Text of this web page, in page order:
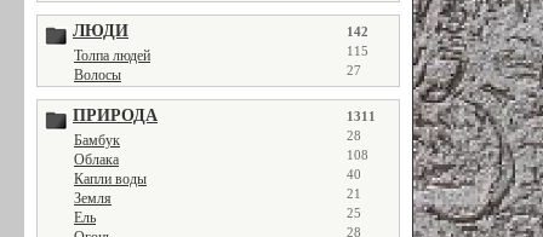
ЛЮДИ 142
Толпа людей 115
Волосы 27
ПРИРОДА 1311
Бамбук 28
Облака 108
Капли воды 40
Земля 21
Ель 25
28